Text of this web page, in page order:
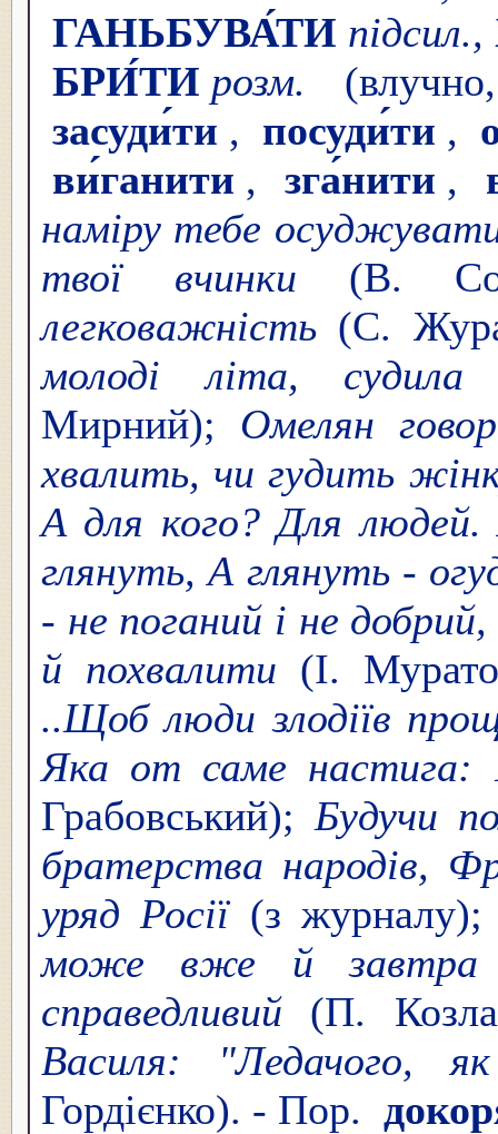
ГАНЬБУВА́ТИ підсил.,
БРИ́ТИ розм.
засуди́ти , посуди́ти ,
ви́ганити , зга́нити ,
наміру тебе
твої вчинки (В.
легковажність (С.
молоді літа,
Мирний); Омелян
хвалить, чи гудить
А для кого? Для
глянуть, А глянуть -
- не поганий і не
й похвалити (І.
..Щоб люди злодіїв
Яка от саме настига:
Грабовський); Будучи
братерства народів,
уряд Росії(з
може вже й завтра
справедливий (П.
Василя: "Ледачого,
Гордієнко). - Пор.